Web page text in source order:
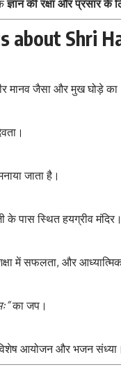
ज्ञान की रक्षा और प्रसार के
about Shri
मानव जैसा और मुख घोड़े
जाता है।
के पास स्थित हयग्रीव मंदिर।
में सफलता, और
का जप।
आयोजन और भजन संध्या।